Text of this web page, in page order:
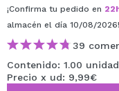
¡Confirma tu pedido en 22
almacén el día 10/08/2026!
39
Contenido: 1.00
Precio x ud: 9,99€